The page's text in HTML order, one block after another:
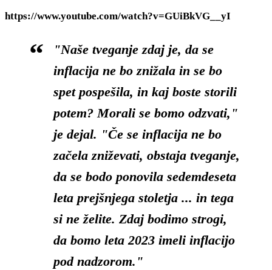
https://www.youtube.com/watch?v=GUiBkVG__yI
"Naše tveganje zdaj je, da se
inflacija ne bo znižala in se bo
spet pospešila, in kaj boste storili
potem? Morali se bomo odzvati,"
je dejal. "Če se inflacija ne bo
začela zniževati, obstaja tveganje,
da se bodo ponovila sedemdeseta
leta prejšnjega stoletja ... in tega
si ne želite. Zdaj bodimo strogi,
da bomo leta 2023 imeli inflacijo
pod nadzorom."